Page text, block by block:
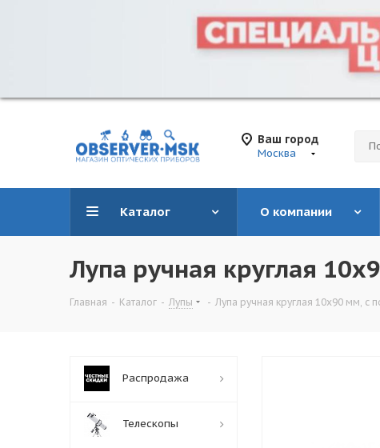
Ваш город
Москва
Каталог О компании
Лупа ручная круглая
Главная - Каталог - Лупы - Лупа ручная круглая 10х90 мм, с
Распродажа
Телескопы